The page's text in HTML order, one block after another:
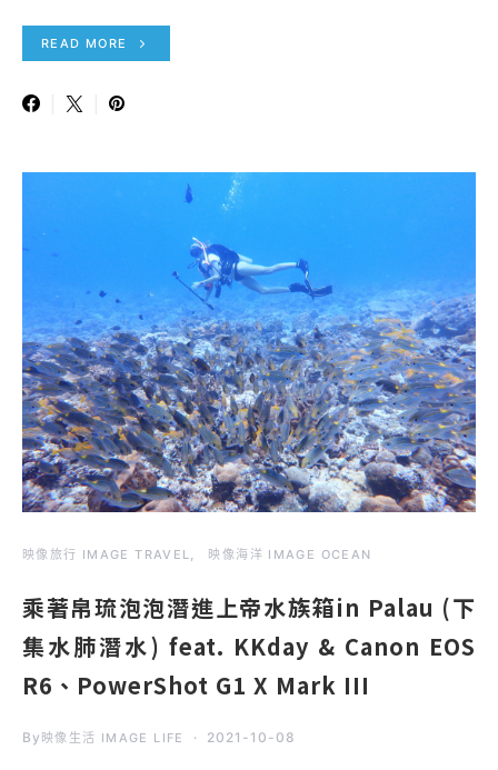
READ MORE
映像旅行 IMAGE TRAVEL 映像海洋 IMAGE OCEAN
乘著帛琉泡泡潛進上帝水族箱in Palau (下
集水肺潛水) feat. KKday & Canon EOS
R6、PowerShot G1 X Mark III
By 映像生活 IMAGE LIFE 2021-10-08